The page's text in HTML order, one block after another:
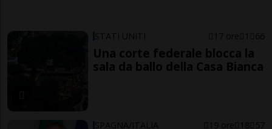
STATI UNITI 17 ore 1 66
Una corte federale blocca la
sala da ballo della Casa Bianca
SPAGNA/ITALIA 19 ore 18 57